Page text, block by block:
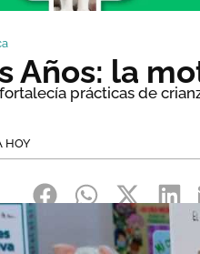
Años: la
prácticas de
HOY